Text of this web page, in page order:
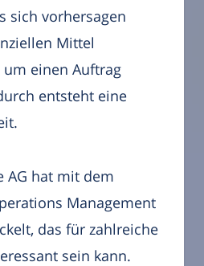
sich vorhersagen
Mittel
einen Auftrag
entsteht eine
AG hat mit dem
Management
das für zahlreiche
sein kann.